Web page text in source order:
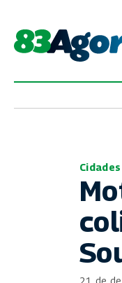
Cidades
21 de